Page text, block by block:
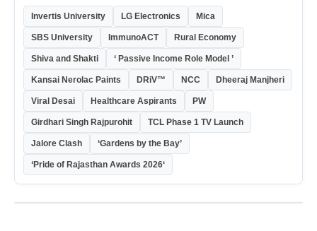
Invertis University LG Electronics Mica
SBS University ImmunoACT Rural Economy
Shiva and Shakti ‘ Passive Income Role Model ’
Kansai Nerolac Paints DRiV™ NCC Dheeraj Manjheri
Viral Desai Healthcare Aspirants PW
Girdhari Singh Rajpurohit TCL Phase 1 TV Launch
Jalore Clash ‘Gardens by the Bay’
‘Pride of Rajasthan Awards 2026‘